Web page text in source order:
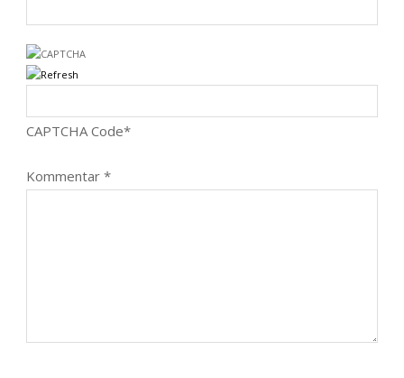
CAPTCHA Code*
Kommentar *